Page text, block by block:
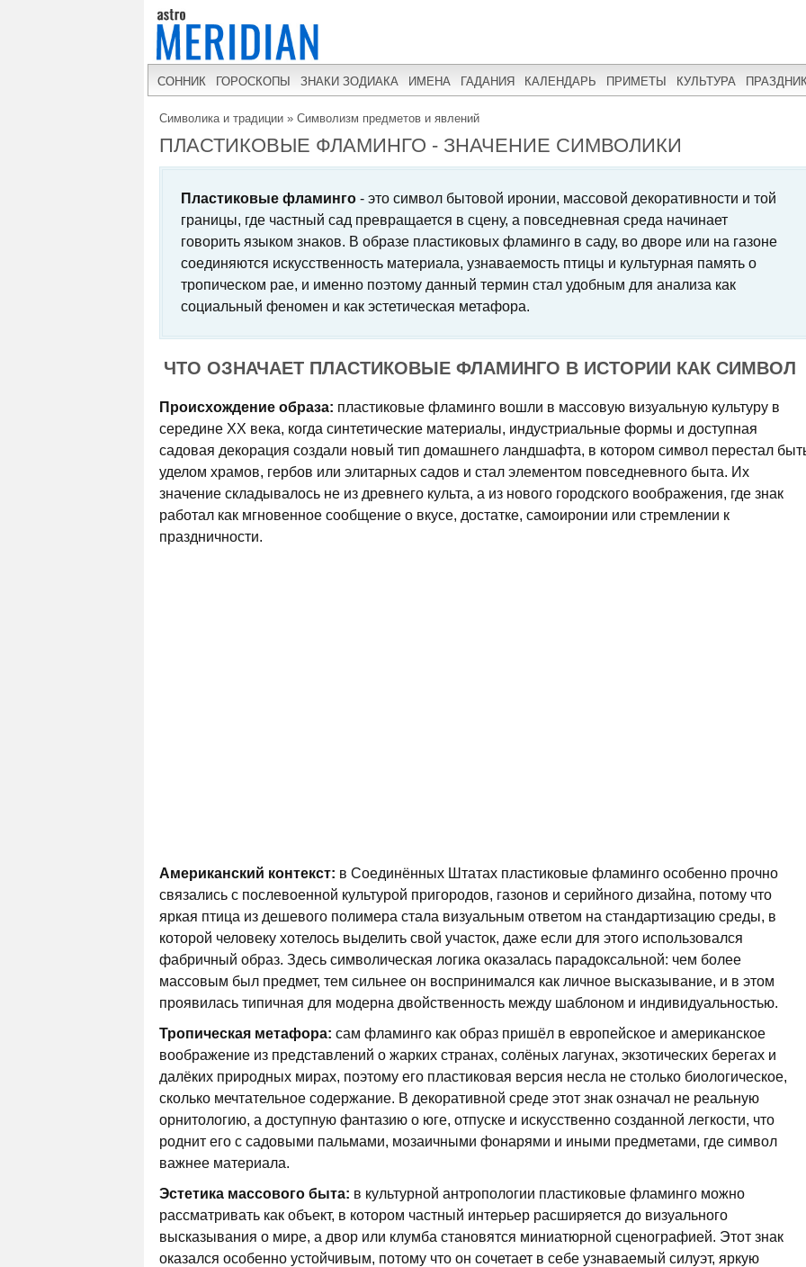
СОННИК ГОРОСКОПЫ ЗНАКИ ЗОДИАКА ИМЕНА ГАДАНИЯ КАЛЕНДАРЬ ПРИМЕТЫ КУЛЬТУРА
Символика и традиции » Символизм предметов и явлений
ПЛАСТИКОВЫЕ ФЛАМИНГО - ЗНАЧЕНИЕ СИМВОЛИКИ
Пластиковые фламинго - это символ бытовой иронии, массовой декоративности и той
границы, где частный сад превращается в сцену, а повседневная среда начинает
говорить языком знаков. В образе пластиковых фламинго в саду, во дворе или на газоне
соединяются искусственность материала, узнаваемость птицы и культурная память о
тропическом рае, и именно поэтому данный термин стал удобным для анализа как
социальный феномен и как эстетическая метафора.
ЧТО ОЗНАЧАЕТ ПЛАСТИКОВЫЕ ФЛАМИНГО В ИСТОРИИ КАК СИМВОЛ
Происхождение образа: пластиковые фламинго вошли в массовую визуальную культуру в
середине XX века, когда синтетические материалы, индустриальные формы и доступная
садовая декорация создали новый тип домашнего ландшафта, в котором символ перестал
уделом храмов, гербов или элитарных садов и стал элементом повседневного быта. Их
значение складывалось не из древнего культа, а из нового городского воображения, где знак
работал как мгновенное сообщение о вкусе, достатке, самоиронии или стремлении к
праздничности.
Американский контекст: в Соединённых Штатах пластиковые фламинго особенно прочно
связались с послевоенной культурой пригородов, газонов и серийного дизайна, потому что
яркая птица из дешевого полимера стала визуальным ответом на стандартизацию среды, в
которой человеку хотелось выделить свой участок, даже если для этого использовался
фабричный образ. Здесь символическая логика оказалась парадоксальной: чем более
массовым был предмет, тем сильнее он воспринимался как личное высказывание, и в этом
проявилась типичная для модерна двойственность между шаблоном и индивидуальностью.
Тропическая метафора: сам фламинго как образ пришёл в европейское и американское
воображение из представлений о жарких странах, солёных лагунах, экзотических берегах и
далёких природных мирах, поэтому его пластиковая версия несла не столько биологическое,
сколько мечтательное содержание. В декоративной среде этот знак означал не реальную
орнитологию, а доступную фантазию о юге, отпуске и искусственно созданной легкости, что
роднит его с садовыми пальмами, мозаичными фонарями и иными предметами, где символ
важнее материала.
Эстетика массового быта: в культурной антропологии пластиковые фламинго можно
рассматривать как объект, в котором частный интерьер расширяется до визуального
высказывания о мире, а двор или клумба становятся миниатюрной сценографией. Этот знак
оказался особенно устойчивым, потому что он сочетает в себе узнаваемый силуэт, яркую